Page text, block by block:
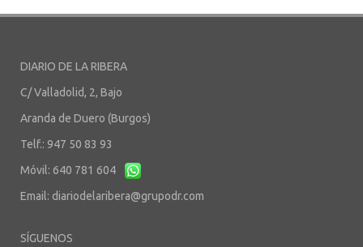
DIARIO DE LA RIBERA
C/ Valladolid, 2, Bajo
Aranda de Duero (Burgos)
Telf.: 947 50 83 93
Móvil: 640 781 604
Email: diariodelaribera@grupodr.com
SÍGUENOS